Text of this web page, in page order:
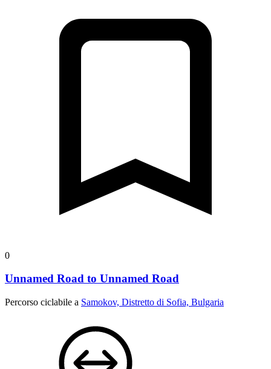
0
Unnamed Road to Unnamed Road
Percorso ciclabile a Samokov, Distretto di Sofia, Bulgaria